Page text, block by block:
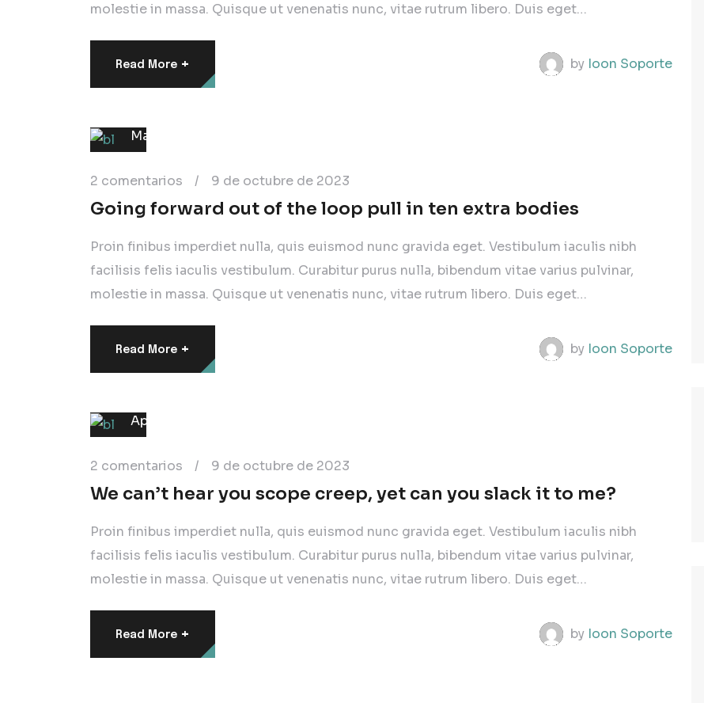
molestie in massa. Quisque ut venenatis nunc, vitae rutrum libero. Duis eget…
Read More + by Ioon Soporte
Marketing
2 comentarios / 9 de octubre de 2023
Going forward out of the loop pull in ten extra bodies
Proin finibus imperdiet nulla, quis euismod nunc gravida eget. Vestibulum iaculis nibh
facilisis felis iaculis vestibulum. Curabitur purus nulla, bibendum vitae varius pulvinar,
molestie in massa. Quisque ut venenatis nunc, vitae rutrum libero. Duis eget…
Read More + by Ioon Soporte
Application
2 comentarios / 9 de octubre de 2023
We can’t hear you scope creep, yet can you slack it to me?
Proin finibus imperdiet nulla, quis euismod nunc gravida eget. Vestibulum iaculis nibh
facilisis felis iaculis vestibulum. Curabitur purus nulla, bibendum vitae varius pulvinar,
molestie in massa. Quisque ut venenatis nunc, vitae rutrum libero. Duis eget…
Read More + by Ioon Soporte